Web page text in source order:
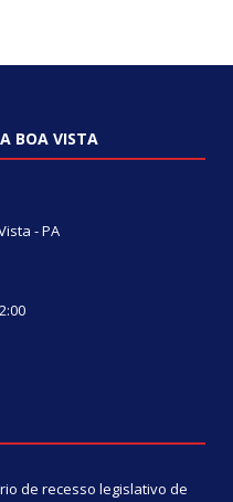
BOA VISTA
- PA
de recesso legislativo de